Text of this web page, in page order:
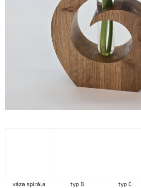
váza spirála typ B typ C